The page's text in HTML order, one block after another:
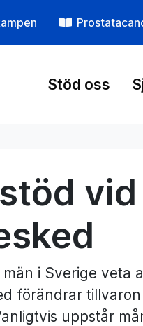
Stöd oss
vid
i Sverige veta
förändrar
uppstår